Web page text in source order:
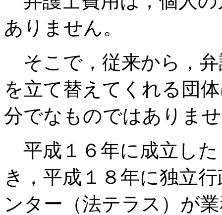
ありません。
そこで，従来から，
を立て替えてくれる団
分でなものではありま
平成１６年に成立した
き，平成１８年に独立
ンター（法テラス）が